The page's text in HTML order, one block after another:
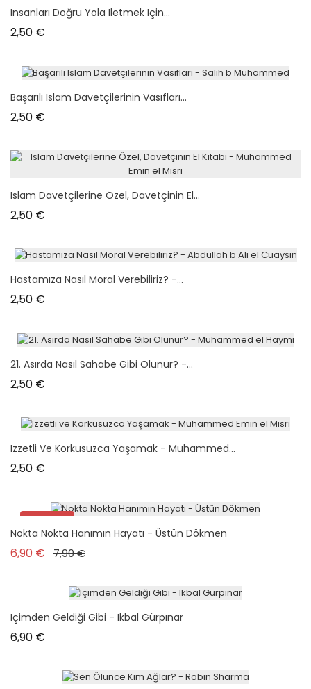
Insanları Doğru Yola Iletmek Için...
2,50 €
Başarılı Islam Davetçilerinin Vasıfları...
2,50 €
Islam Davetçilerine Özel, Davetçinin El...
2,50 €
Hastamıza Nasıl Moral Verebiliriz? -...
2,50 €
21. Asırda Nasıl Sahabe Gibi Olunur? -...
2,50 €
Izzetli Ve Korkusuzca Yaşamak - Muhammed...
2,50 €
Promo !
Nokta Nokta Hanımın Hayatı - Üstün Dökmen
6,90 € Prix de base
7,90 €Prix
Içimden Geldiği Gibi - Ikbal Gürpınar
6,90 €